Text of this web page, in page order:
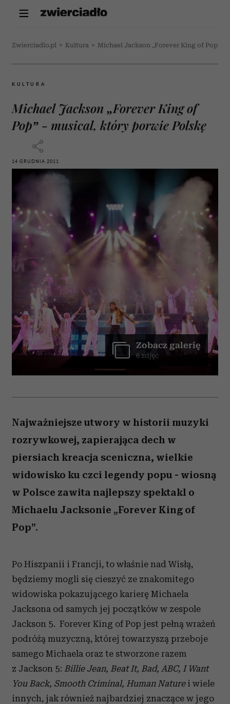
Zwierciadlo.pl > Kultura > Michael Jackson „Forever King of Pop”
KULTURA
Michael Jackson „Forever King of
Pop” - musical, który porwie Polskę
14 GRUDNIA 2011
Zobacz galerię
6 zdjęć
Najważniejsze utwory w historii muzyki
rozrywkowej, zapierająca dech w
piersiach kreacja sceniczna, wielkie
widowisko ku czci legendy popu - wiosną
w Polsce zawita najlepszy spektakl o
Michaelu Jacksonie „Forever King of
Pop”.
Po Hiszpanii i Francji, to właśnie nad Wisłą,
będziemy mogli się cieszyć ze znakomitego
widowiska pokazującego karierę Michaela
Jacksona od samych jej początków w zespole
Jackson 5. Forever King of Pop jest pełną wrażeń
podróżą muzyczną, której towarzyszą przeboje
samego Michaela oraz te stworzone razem
z Jackson 5: Billie Jean, Beat It, Bad, ABC, I Want
You Back, Smooth Criminal, Human Naturei wiele
innych, jak również najbardziej znaczące w jego